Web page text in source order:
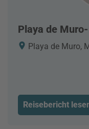
Playa de
Playa de Muro,
Reisebericht